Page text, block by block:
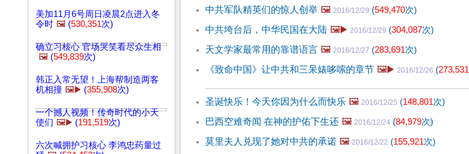
美加11月6号周日凌晨2点进入冬
令时 🖼️ (530,351次)
确立习核心 官场哭笑看尽众生相
🖼️ (549,839次)
韩正入常无望！上海帮制造两客
机相撞 🖼️▶️ (355,908次)
一个撼人视频！传奇时代的小天
使们 🖼️▶️ (191,519次)
六次喊拥护习核心 李鸿忠药量过
中共军队精英们的惊人创举 🖼️ 2016/12/29 (549,470次)
中共垮台后，中华民国在大陆 🖼️▶️ 2016/12/29 (304,087次)
天文学家最常用的靠谱语言 🖼️ 2016/12/27 (283,691次)
《致命中国》让中共和三呆婊哆嗦的章节 🖼️▶️ 2016/12/26 (273,531
圣诞快乐！今天你因为什么而快乐 🖼️ 2016/12/25 (148,801次)
巴西空难奇闻 在神的护佑下生还 🖼️ 2016/12/24 (84,979次)
莫里夫人兑现了她对中共的承诺 🖼️ 2016/12/22 (155,921次)